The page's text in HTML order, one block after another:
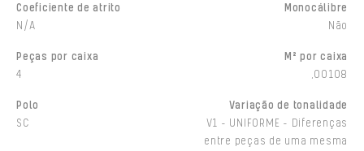
Coeficiente de atrito
N/A
Monocálibre
Não
Peças por caixa
4
M² por caixa
,00108
Polo
SC
Variação de tonalidade
V1 - UNIFORME - Diferenças
entre peças de uma mesma